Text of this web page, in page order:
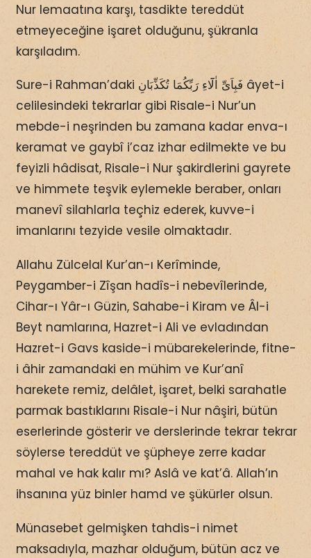
Nur lemaatına karşı, tasdikte tereddüt
etmeyeceğine işaret olduğunu, şükranla
karşıladım.
Sure-i Rahman’daki فَبِاَىِّ اٰلَٓاءِ رَبِّكُمَا تُكَذِّبَانِ âyet-i
celilesindeki tekrarlar gibi Risale-i Nur’un
mebde-i neşrinden bu zamana kadar enva-ı
keramat ve gaybî i’caz izhar edilmekte ve bu
feyizli hâdisat, Risale-i Nur şakirdlerini gayrete
ve himmete teşvik eylemekle beraber, onları
manevî silahlarla teçhiz ederek, kuvve-i
imanlarını tezyide vesile olmaktadır.
Allahu Zülcelal Kur’an-ı Kerîminde,
Peygamber-i Zîşan hadîs-i nebevîlerinde,
Cihar-ı Yâr-ı Güzin, Sahabe-i Kiram ve Âl-i
Beyt namlarına, Hazret-i Ali ve evladından
Hazret-i Gavs kaside-i mübarekelerinde, fitne-
i âhir zamandaki en mühim ve Kur’anî
harekete remiz, delâlet, işaret, belki sarahatle
parmak bastıklarını Risale-i Nur nâşiri, bütün
eserlerinde gösterir ve derslerinde tekrar tekrar
söylerse tereddüt ve şüpheye zerre kadar
mahal ve hak kalır mı? Aslâ ve kat’â. Allah’ın
ihsanına yüz binler hamd ve şükürler olsun.
Münasebet gelmişken tahdis-i nimet
maksadıyla, mazhar olduğum, bütün acz ve